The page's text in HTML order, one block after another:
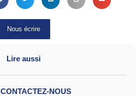
Nous écrire
Lire aussi
CONTACTEZ-NOUS